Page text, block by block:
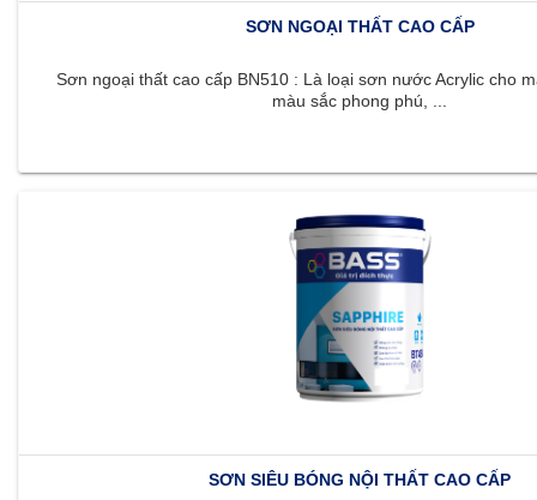
SƠN NGOẠI THẤT CAO CẤP
Sơn ngoại thất cao cấp BN510 : Là loại sơn nước Acrylic cho
màu sắc phong phú, ...
SƠN SIÊU BÓNG NỘI THẤT CAO CẤP